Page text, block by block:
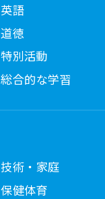
英語
道徳
特別活動
総合的な学習
技術・家庭
保健体育